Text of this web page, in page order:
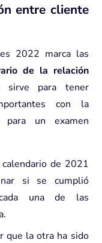
entre cliente
2022 marca las
de la relación
sirve para tener
con la
para un examen
de 2021
si se cumplió
cada una de las
que la otra ha sido